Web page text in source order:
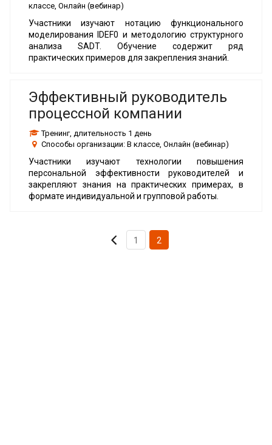
классе, Онлайн (вебинар)
Участники изучают нотацию функционального
моделирования IDEF0 и методологию структурного
анализа SADT. Обучение содержит ряд
практических примеров для закрепления знаний.
Эффективный руководитель
процессной компании
Тренинг, длительность 1 день
Способы организации: В классе, Онлайн (вебинар)
Участники изучают технологии повышения
персональной эффективности руководителей и
закрепляют знания на практических примерах, в
формате индивидуальной и групповой работы.
1 2